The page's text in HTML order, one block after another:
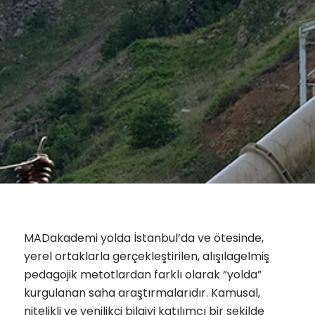
MADakademi yolda İstanbul’da ve ötesinde,
yerel ortaklarla gerçekleştirilen, alışılagelmiş
pedagojik metotlardan farklı olarak “yolda”
kurgulanan saha araştırmalarıdır. Kamusal,
nitelikli ve yenilikçi bilgiyi katılımcı bir şekilde